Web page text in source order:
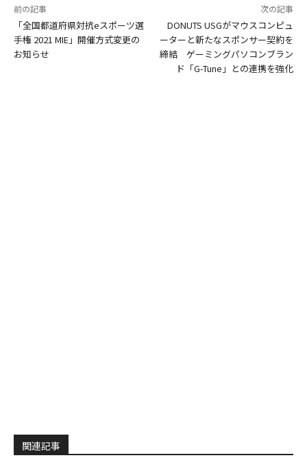
前の記事
「全国都道府県対抗eスポーツ選
手権 2021 MIE」開催方式変更の
お知らせ
次の記事
DONUTS USGがマウスコンピュ
ーターと新たなスポンサー契約を
締結 ゲーミングパソコンブラン
ド「G-Tune」との連携を強化
関連記事